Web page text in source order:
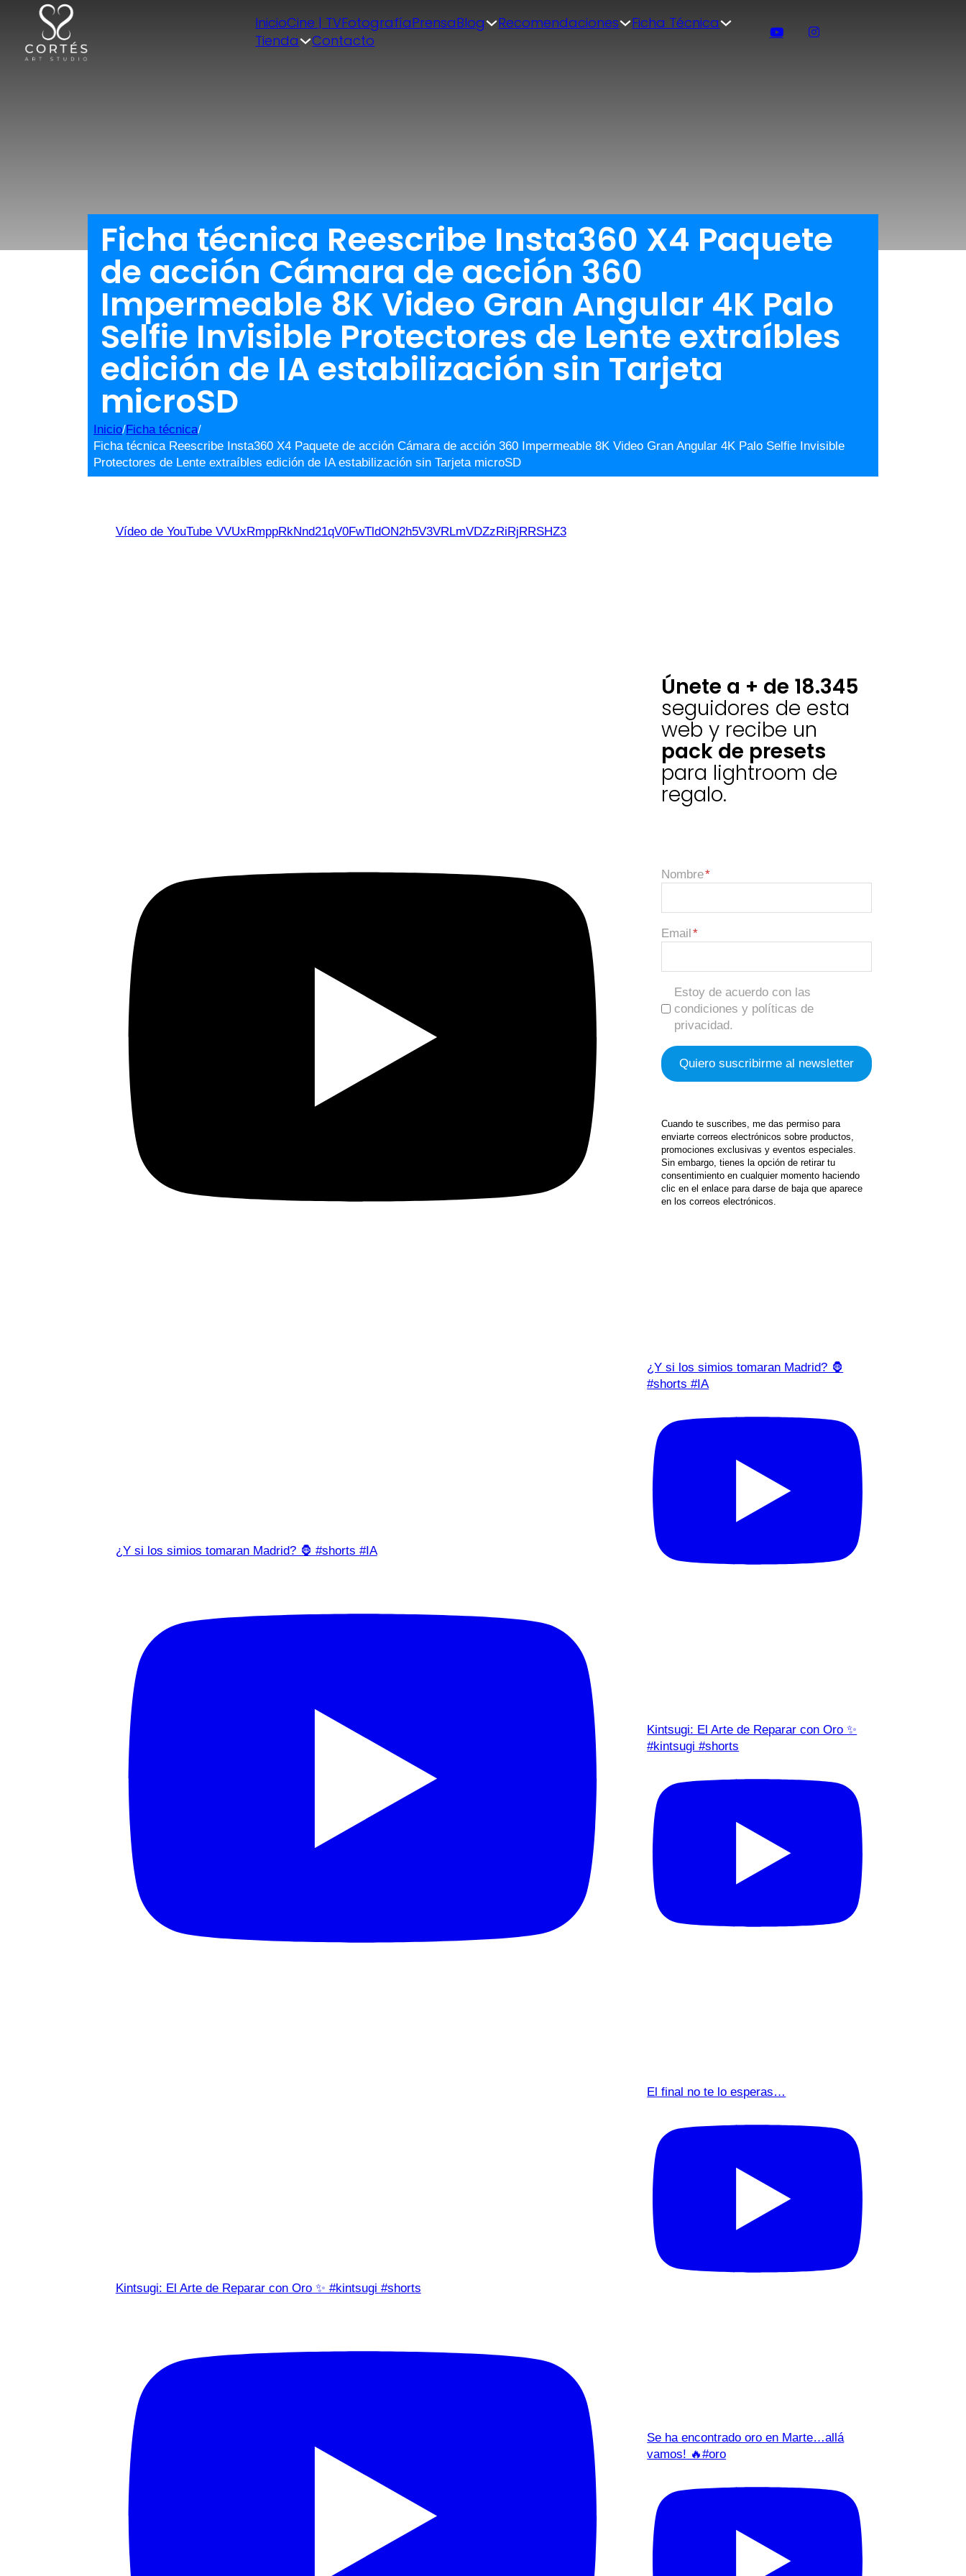
InicioCine | TVFotografíaPrensaBlog Recomendaciones
Ficha Técnica
Tienda
Contacto
Ficha técnica Reescribe Insta360 X4 Paquete
de acción Cámara de acción 360
Impermeable 8K Video Gran Angular 4K Palo
Selfie Invisible Protectores de Lente extraíbles
edición de IA estabilización sin Tarjeta
microSD
Inicio/Ficha técnica/
Ficha técnica Reescribe Insta360 X4 Paquete de acción Cámara de acción 360 Impermeable 8K Video Gran Angular 4K Palo Selfie Invisible
Protectores de Lente extraíbles edición de IA estabilización sin Tarjeta microSD
Vídeo de YouTube VVUxRmppRkNnd21qV0FwTldON2h5V3VRLmVDZzRiRjRRSHZ3
¿Y si los simios tomaran Madrid? 🦍 #shorts #IA
Kintsugi: El Arte de Reparar con Oro ✨ #kintsugi #shorts
Únete a + de 18.345
seguidores de esta
web y recibe un
pack de presets
para lightroom de
regalo.
Nombre
Email
Estoy de acuerdo con las
condiciones y políticas de
privacidad.
Cuando te suscribes, me das permiso para
enviarte correos electrónicos sobre productos,
promociones exclusivas y eventos especiales.
Sin embargo, tienes la opción de retirar tu
consentimiento en cualquier momento haciendo
clic en el enlace para darse de baja que aparece
en los correos electrónicos.
¿Y si los simios tomaran Madrid? 🦍
#shorts #IA
Kintsugi: El Arte de Reparar con Oro ✨
#kintsugi #shorts
El final no te lo esperas…
Se ha encontrado oro en Marte…allá
vamos! 🔥#oro